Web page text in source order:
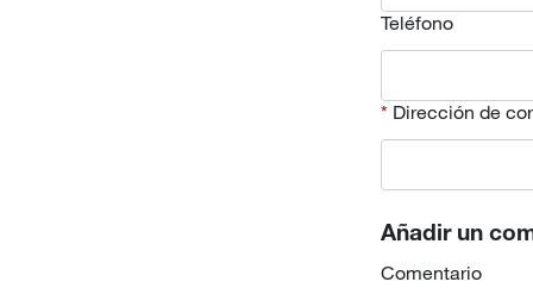
Teléfono
Dirección de
Añadir un
Comentario